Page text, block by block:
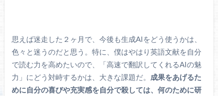
思えば迷走した２ヶ月で、今後も生成AIをどう使うかは、
色々と迷うのだと思う。特に、僕はやはり英語文献を自分
で読む力を高めたいので、「高速で翻訳してくれるAIの魅
力」にどう対峙するかは、大きな課題だ。 成果をあげるた
めに自分の喜びや充実感を自分で殺しては、何のために研